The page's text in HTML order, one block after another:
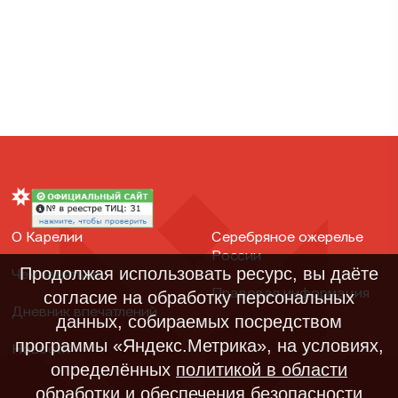
О Карелии
Чем заняться
Дневник впечатлений
Новости
Серебряное ожерелье
России
Правовая информация
Продолжая использовать ресурс, вы даёте
согласие на обработку персональных
данных, собираемых посредством
программы «Яндекс.Метрика», на условиях,
определённых политикой в области
обработки и обеспечения безопасности